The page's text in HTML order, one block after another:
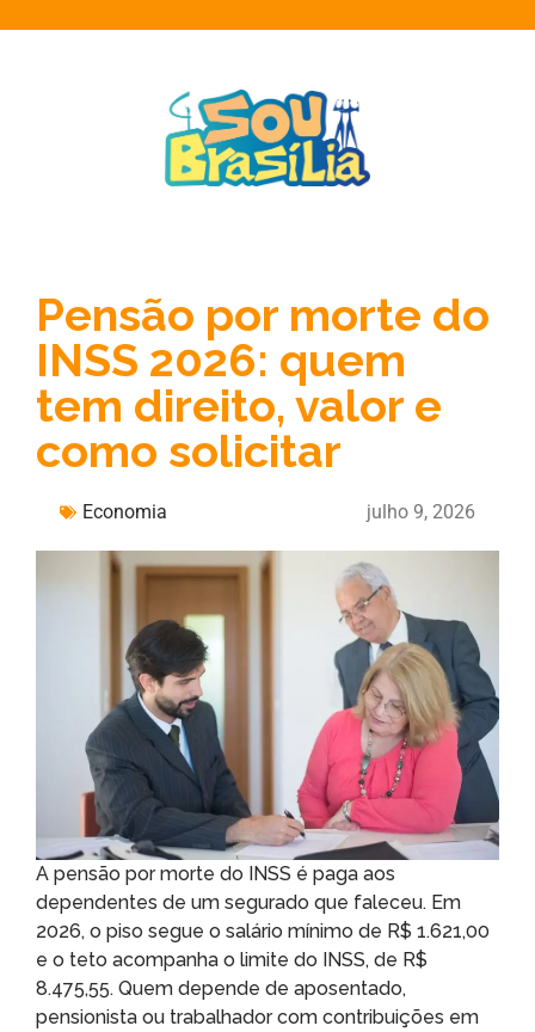
Pensão por morte do
INSS 2026: quem
tem direito, valor e
como solicitar
Economia julho 9, 2026
A pensão por morte do INSS é paga aos
dependentes de um segurado que faleceu. Em
2026, o piso segue o salário mínimo de R$ 1.621,00
e o teto acompanha o limite do INSS, de R$
8.475,55. Quem depende de aposentado,
pensionista ou trabalhador com contribuições em